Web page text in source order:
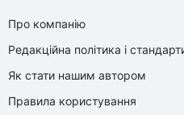
Про компанію
Редакційна політика і
Як стати нашим автором
Правила користування